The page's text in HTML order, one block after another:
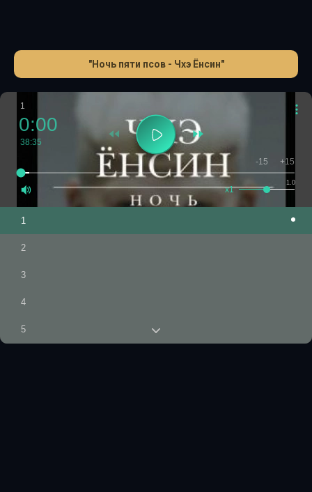
"Ночь пяти псов - Чхэ Ёнсин"
1
0:00
38:35
1.0
x1
-15 +15
1
2
3
4
5